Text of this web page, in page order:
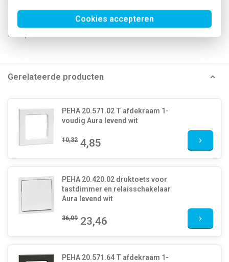
Cookies accepteren
Type / SKU (MPN)
451 FU-EBI UP O.A.
EAN (GTIN-13)
4010105364514
Klusspullen artikelnummer
Gerelateerde producten
PEHA 20.571.02 T afdekraam 1-
voudig Aura levend wit
10,32 4,85
PEHA 20.420.02 druktoets voor
tastdimmer en relaisschakelaar
Aura levend wit
36,09 23,46
PEHA 20.571.64 T afdekraam 1-